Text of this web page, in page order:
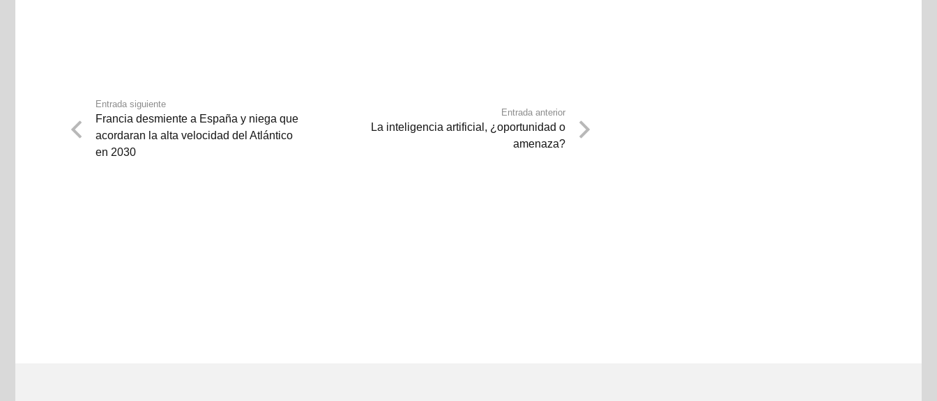
Entrada siguiente
Francia desmiente a España y niega que
acordaran la alta velocidad del Atlántico
en 2030
Entrada anterior
La inteligencia artificial, ¿oportunidad o
amenaza?